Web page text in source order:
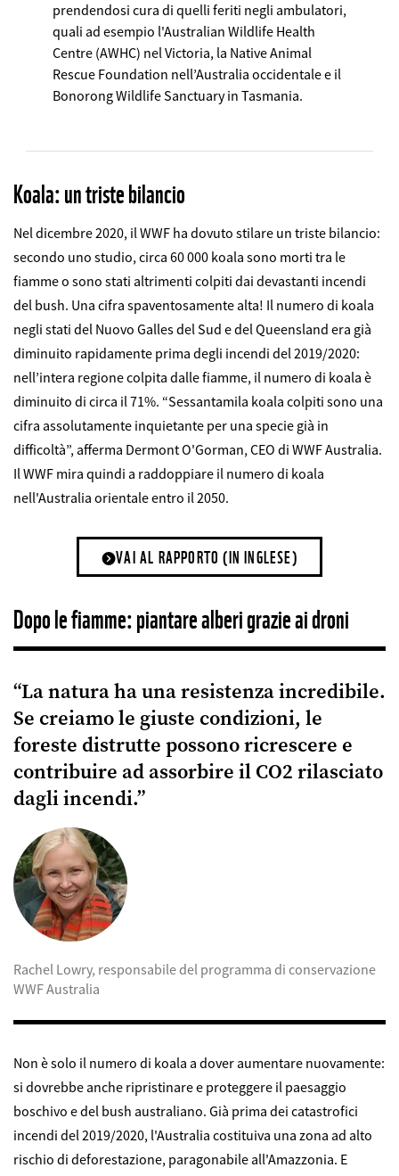
prendendosi cura di quelli feriti negli ambulatori,
quali ad esempio l'Australian Wildlife Health
Centre (AWHC) nel Victoria, la Native Animal
Rescue Foundation nell’Australia occidentale e il
Bonorong Wildlife Sanctuary in Tasmania.
Koala: un triste bilancio
Nel dicembre 2020, il WWF ha dovuto stilare un triste bilancio:
secondo uno studio, circa 60 000 koala sono morti tra le
fiamme o sono stati altrimenti colpiti dai devastanti incendi
del bush. Una cifra spaventosamente alta! Il numero di koala
negli stati del Nuovo Galles del Sud e del Queensland era già
diminuito rapidamente prima degli incendi del 2019/2020:
nell’intera regione colpita dalle fiamme, il numero di koala è
diminuito di circa il 71%. “Sessantamila koala colpiti sono una
cifra assolutamente inquietante per una specie già in
difficoltà”, afferma Dermont O'Gorman, CEO di WWF Australia.
Il WWF mira quindi a raddoppiare il numero di koala
nell'Australia orientale entro il 2050.
VAI AL RAPPORTO (IN INGLESE)
Dopo le fiamme: piantare alberi grazie ai droni
“La natura ha una resistenza incredibile.
Se creiamo le giuste condizioni, le
foreste distrutte possono ricrescere e
contribuire ad assorbire il CO2 rilasciato
dagli incendi.”
Rachel Lowry, responsabile del programma di conservazione
WWF Australia
Non è solo il numero di koala a dover aumentare nuovamente:
si dovrebbe anche ripristinare e proteggere il paesaggio
boschivo e del bush australiano. Già prima dei catastrofici
incendi del 2019/2020, l'Australia costituiva una zona ad alto
rischio di deforestazione, paragonabile all'Amazzonia. E